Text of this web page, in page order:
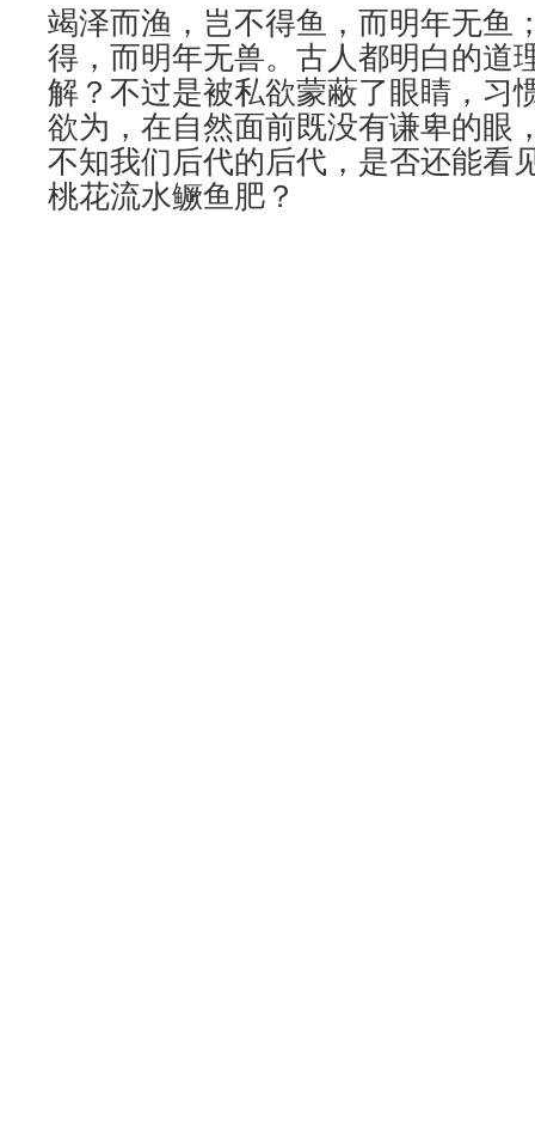
竭泽而渔，岂不得鱼，而明年无鱼
得，而明年无兽。古人都明白的道
解？不过是被私欲蒙蔽了眼睛，习
欲为，在自然面前既没有谦卑的眼
不知我们后代的后代，是否还能看
桃花流水鳜鱼肥？